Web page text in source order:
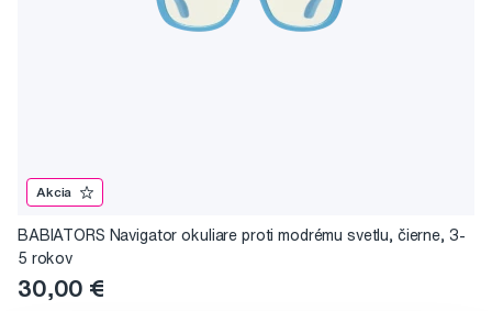
Akcia
BABIATORS Navigator okuliare proti modrému svetlu, čierne, 3-
5 rokov
30,00 €